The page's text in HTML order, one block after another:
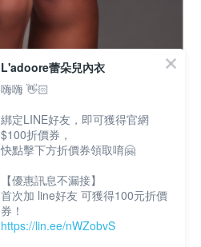
L'adoore蕾朵兒內衣
嗨嗨 👋🏻
綁定LINE好友，即可獲得官網
$100折價券，
快點擊下方折價券領取唷🤗
【優惠訊息不漏接】
首次加 line好友 可獲得100元折價
券！
https://lin.ee/nWZobvS